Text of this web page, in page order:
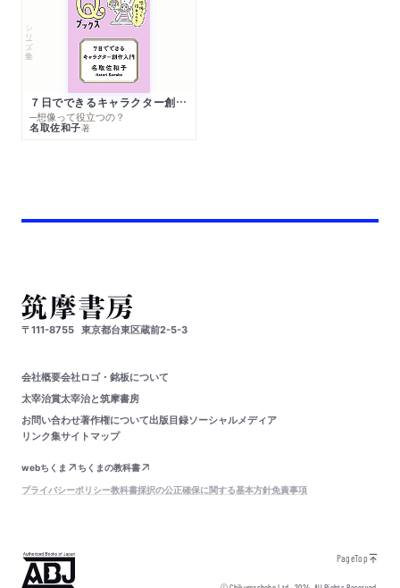
シリーズ・全集
７日でできるキャラクター創作入門
─想像って役立つの？
名取佐和子著
〒111-8755 東京都台東区蔵前2-5-3
会社概要会社ロゴ・銘板について
太宰治賞太宰治と筑摩書房
お問い合わせ著作権について出版目録ソーシャルメディア
リンク集サイトマップ
webちくま
ちくまの教科書
プライバシーポリシー教科書採択の公正確保に関する基本方針免責事項
PageTop